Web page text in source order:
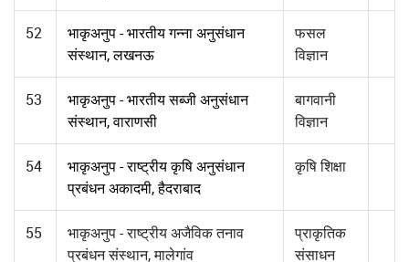
52
भाकृअनुप - भारतीय गन्ना अनुसंधान
संस्थान, लखनऊ
फसल
विज्ञान
53
भाकृअनुप - भारतीय सब्जी अनुसंधान
संस्थान, वाराणसी
बागवानी
विज्ञान
54
भाकृअनुप - राष्ट्रीय कृषि अनुसंधान
प्रबंधन अकादमी, हैदराबाद
कृषि शिक्षा
55
भाकृअनुप - राष्ट्रीय अजैविक तनाव
प्रबंधन संस्थान, मालेगांव
प्राकृतिक
संसाधन